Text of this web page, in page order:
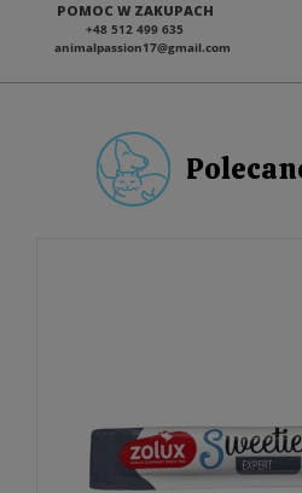
POMOC W ZAKUPACH
+48 512 499 635
animalpassion17@gmail.com